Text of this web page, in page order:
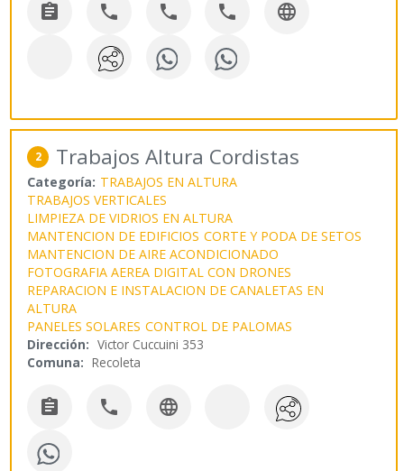
    
2 Trabajos Altura Cordistas
Categoría: TRABAJOS EN ALTURA
TRABAJOS VERTICALES
LIMPIEZA DE VIDRIOS EN ALTURA
MANTENCION DE EDIFICIOS CORTE Y PODA DE SETOS
MANTENCION DE AIRE ACONDICIONADO
FOTOGRAFIA AEREA DIGITAL CON DRONES
REPARACION E INSTALACION DE CANALETAS EN
ALTURA
PANELES SOLARES CONTROL DE PALOMAS
Dirección: Victor Cuccuini 353
Comuna: Recoleta
  